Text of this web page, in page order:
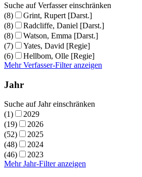
Suche auf Verfasser einschränken
(8)
Grint, Rupert [Darst.]
(8)
Radcliffe, Daniel [Darst.]
(8)
Watson, Emma [Darst.]
(7)
Yates, David [Regie]
(6)
Hellbom, Olle [Regie]
Mehr Verfasser-Filter anzeigen
Jahr
Suche auf Jahr einschränken
(1)
2029
(19)
2026
(52)
2025
(48)
2024
(46)
2023
Mehr Jahr-Filter anzeigen